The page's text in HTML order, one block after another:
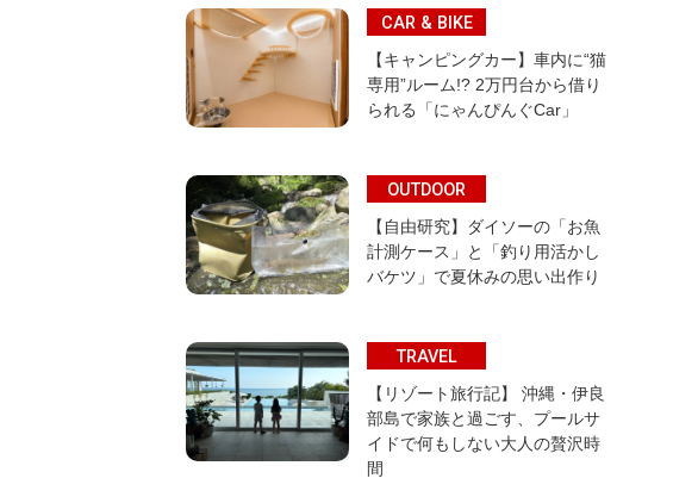
CAR & BIKE
【キャンピングカー】車内に“猫
専用”ルーム!? 2万円台から借り
られる「にゃんぴんぐCar」
OUTDOOR
【自由研究】ダイソーの「お魚
計測ケース」と「釣り用活かし
バケツ」で夏休みの思い出作り
TRAVEL
【リゾート旅行記】 沖縄・伊良
部島で家族と過ごす、プールサ
イドで何もしない大人の贅沢時
間